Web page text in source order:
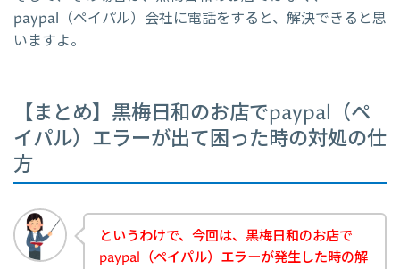
paypal（ペイパル）会社に電話をすると、解決できると思
いますよ。
【まとめ】黒梅日和のお店でpaypal（ペ
イパル）エラーが出て困った時の対処の仕
方
というわけで、今回は、黒梅日和のお店で
paypal（ペイパル）エラーが発生した時の解